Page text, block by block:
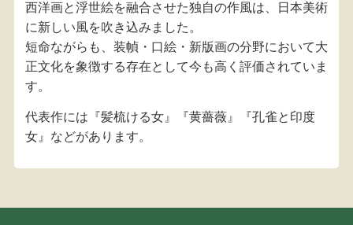
西洋画と浮世絵を融合させた独自の作風は、日本美術
に新しい風を吹き込みました。
短命ながらも、装幀・口絵・新版画の分野において大
正文化を象徴する存在として今も高く評価されていま
す。
代表作には『髪梳ける女』『黄薔薇』『孔雀と印度
女』などがあります。